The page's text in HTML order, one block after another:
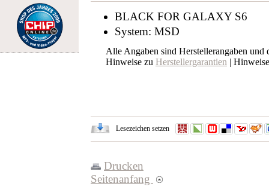
BLACK FOR GALAXY S6
System: MSD
Alle Angaben sind Herstellerangaben und
Hinweise zu Herstellergarantien |
Lesezeichen setzen
Drucken
Seitenanfang